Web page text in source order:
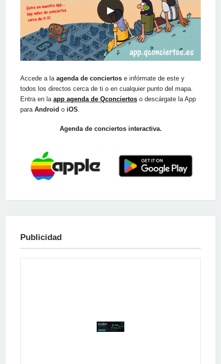
▶
Accede a la agenda de conciertos e infórmate de este y
todos los directos cerca de ti o en cualquier punto del mapa.
Entra en la app agenda de Qconciertos o descárgate la App
para Android o iOS.
Agenda de conciertos interactiva.
Publicidad
Publicidad